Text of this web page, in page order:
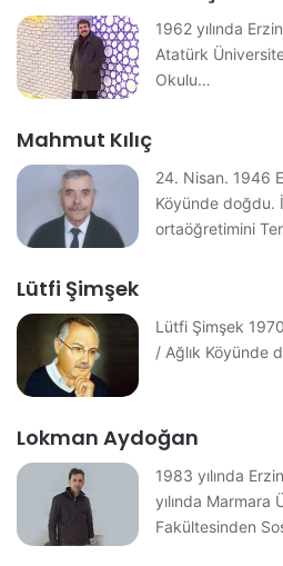
1962 yılında
Atatürk
Okulu…
Mahmut Kılıç
24. Nisan. 1946
Köyünde doğdu.
ortaöğretimini
Lütfi Şimşek
Lütfi Şimşek
/ Ağlık Köyünde
Lokman Aydoğan
1983 yılında
yılında Marmara
Fakültesinden